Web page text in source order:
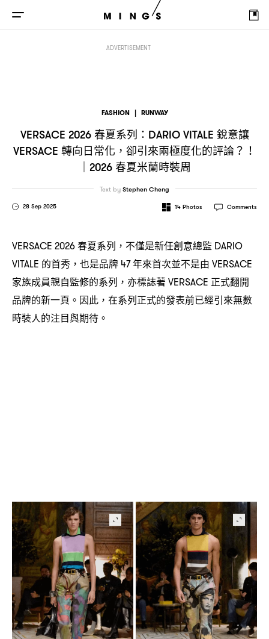
ADVERTISEMENT
FASHION | RUNWAY
VERSACE 2026 春夏系列 ：DARIO VITALE 銳意讓
VERSACE 轉向日常化 ， 卻引來兩極度化的評論？！
｜2026 春夏米蘭時裝周
28 Sep 2025
Text byStephen Cheng
14 Photos Comments
VERSACE 2026春夏系列 ， 不僅是新任創意總監 DARIO
VITALE 的首秀 ， 也是品牌 47年來首次並不是由 VERSACE
家族成員親自監修的系列 ， 亦標誌著 VERSACE 正式翻開
品牌的新一頁。因此 ， 在系列正式的發表前已經引來無數
時裝人的注目與期待。
春夏系列：DARIO VITALE銳意讓 卻引